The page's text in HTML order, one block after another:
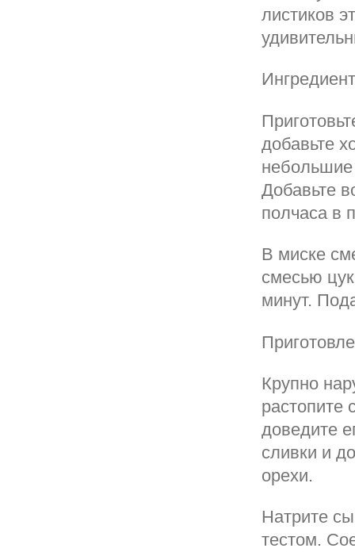
листиков
добавьте
небольшие
Добавьте
полчаса в
В миске
смесью
минут.
Крупно
растопите
доведите
сливки и
орехи.
Натрите
тестом.